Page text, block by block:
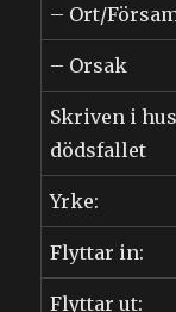
– Ort/
– Orsak
Skriven i
dödsfallet
Yrke:
Flyttar in:
Flyttar ut: